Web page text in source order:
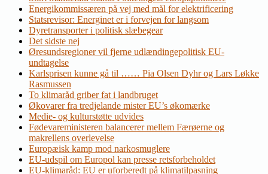
Energikommissæren på vej med mål for elektrificering
Statsrevisor: Energinet er i forvejen for langsom
Dyretransporter i politisk slæbegear
Det sidste nej
Øresundsregioner vil fjerne udlændingepolitisk EU-
undtagelse
Karlsprisen kunne gå til …… Pia Olsen Dyhr og Lars Løkke
Rasmussen
To klimaråd griber fat i landbruget
Økovarer fra tredjelande mister EU’s økomærke
Medie- og kulturstøtte udvides
Fødevareministeren balancerer mellem Færøerne og
makrellens overlevelse
Europæisk kamp mod narkosmuglere
EU-udspil om Europol kan presse retsforbeholdet
EU-klimaråd: EU er uforberedt på klimatilpasning